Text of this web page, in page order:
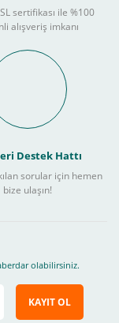
sertifikası ile %100
alışveriş imkanı
Destek Hattı
sorular için hemen
bize ulaşın!
olabilirsiniz.
KAYIT OL